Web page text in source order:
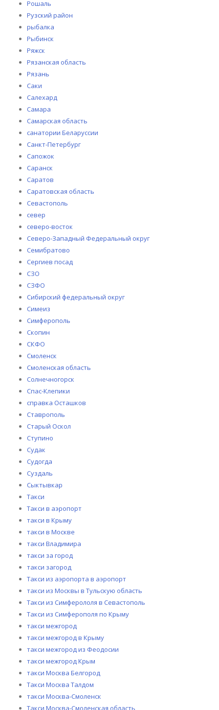
Рошаль
Рузский район
рыбалка
Рыбинск
Ряжск
Рязанская область
Рязань
Саки
Салехард
Самара
Самарская область
санатории Беларуссии
Санкт-Петербург
Сапожок
Саранск
Саратов
Саратовская область
Севастополь
север
северо-восток
Северо-Западный Федеральный округ
Семибратово
Сергиев посад
СЗО
СЗФО
Сибирский федеральный округ
Симеиз
Симферополь
Скопин
СКФО
Смоленск
Смоленская область
Солнечногорск
Спас-Клепики
справка Осташков
Ставрополь
Старый Оскол
Ступино
Судак
Судогда
Суздаль
Сыктывкар
Такси
Такси в аэропорт
такси в Крыму
такси в Москве
такси Владимира
такси за город
такси загород
Такси из аэропорта в аэропорт
такси из Москвы в Тульскую область
Такси из Симферололя в Севастополь
Такси из Симферополя по Крыму
такси межгород
такси межгород в Крыму
такси межгород из Феодосии
такси межгород Крым
такси Москва Белгород
Такси Москва Талдом
такси Москва-Смоленск
Такси Москва-Смоленская область